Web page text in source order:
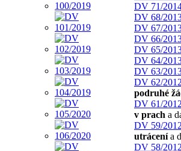
DV 71/
DV 68/
DV 67/
DV 66/
DV 65/
DV 64/
DV 63/
DV 62/2012
podruhé
DV 61/2012
v prach a
DV 59/2012
utrácenía
DV 58/2012